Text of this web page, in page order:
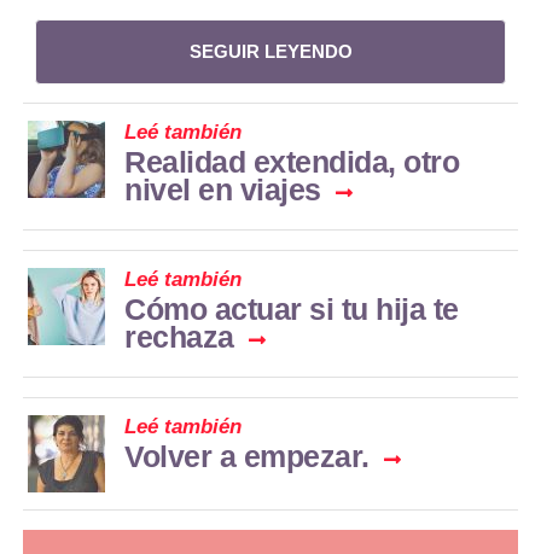
SEGUIR LEYENDO
Leé también
Realidad extendida, otro
nivel en viajes
Leé también
Cómo actuar si tu hija te
rechaza
Leé también
Volver a empezar.